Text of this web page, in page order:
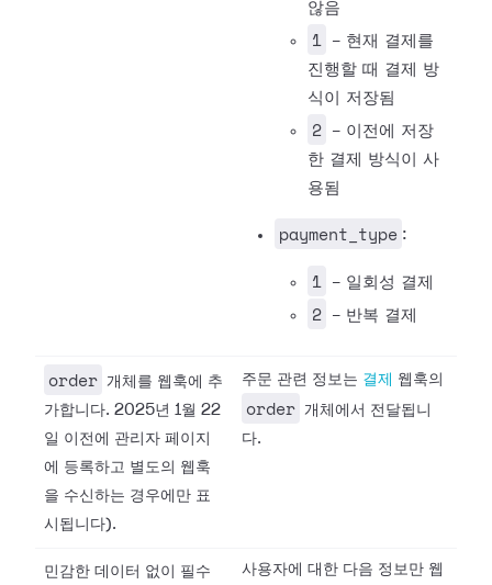
않음
1
- 현재 결제를
진행할 때 결제 방
식이 저장됨
2
- 이전에 저장
한 결제 방식이 사
용됨
payment_type :
1 - 일회성 결제
2 - 반복 결제
order 개체를 웹훅에 추
가합니다. 2025년 1월 22
일 이전에 관리자 페이지
에 등록하고 별도의 웹훅
을 수신하는 경우에만 표
시됩니다).
주문 관련 정보는 결제 웹훅의
order 개체에서 전달됩니
다.
민감한 데이터 없이 필수
사용자에 대한 다음 정보만 웹